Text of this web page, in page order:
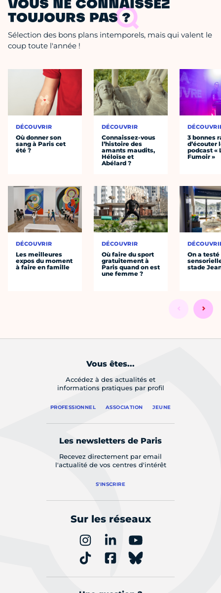
VOUS NE CONNAISSEZ
TOUJOURS PAS ?
Sélection des bons plans intemporels, mais qui valent le
coup toute l'année !
DÉCOUVRIR
Où donner son
sang à Paris cet
été ?
DÉCOUVRIR
Les meilleures
expos du moment
à faire en famille
DÉCOUVRIR
Connaissez-vous
l’histoire des
amants maudits,
Héloïse et
Abélard ?
DÉCOUVRIR
Où faire du sport
gratuitement à
Paris quand on est
une femme ?
3 bonnes
d’écouter
podcast «
Fumoir »
On a
stade
Vous êtes...
Accédez à des actualités et
informations pratiques par profil
PROFESSIONNEL ASSOCIATION JEUNE
Les newsletters de Paris
Recevez directement par email
l'actualité de vos centres d'intérêt
S'INSCRIRE
Sur les réseaux